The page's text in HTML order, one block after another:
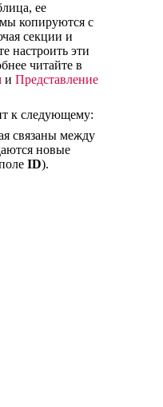
ее
копируются с
секции и
настроить эти
читайте в
и Представление
к следующему:
связаны между
новые
ID).